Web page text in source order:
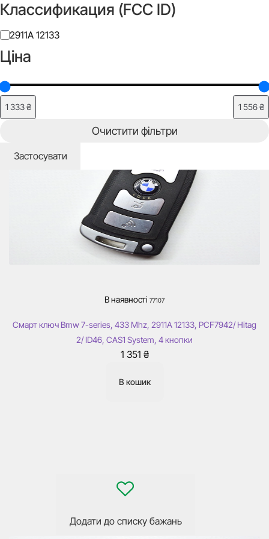
Классификация (FCC ID)
Класифікація
(FCC
ID)
2911A 12133
Ціна
Очистити фільтри
Застосувати
В наявності 77107
Смарт ключ Bmw 7-series, 433 Mhz, 2911А 12133, PCF7942/ Hitag
2/ ID46, CAS1 System, 4 кнопки
1 351 ₴
В кошик
Додати до списку бажань